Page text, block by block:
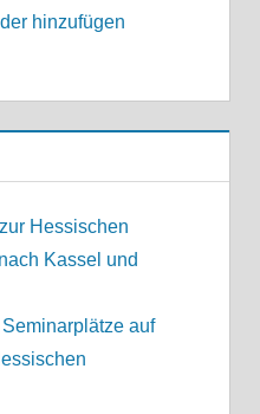
hinzufügen
Hessischen
Kassel und
auf